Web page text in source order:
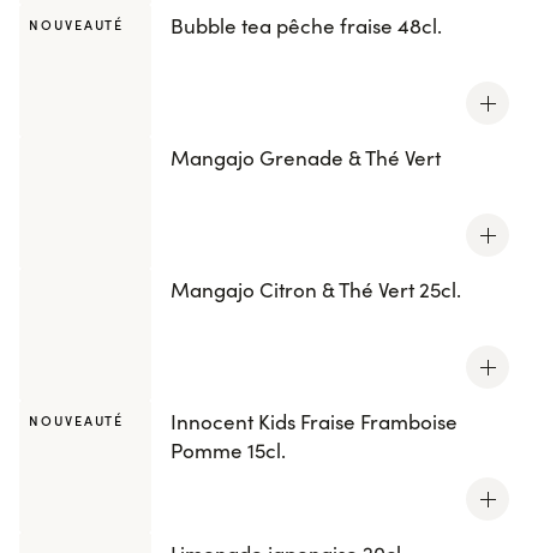
NOUVEAUTÉ Bubble tea pêche fraise 48cl.
Mangajo Grenade & Thé Vert
Mangajo Citron & Thé Vert 25cl.
NOUVEAUTÉ
Innocent Kids Fraise Framboise
Pomme 15cl.